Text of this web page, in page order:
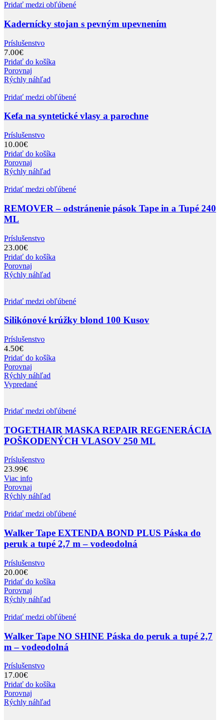
Pridať medzi obľúbené
Kadernícky stojan s pevným upevnením
Príslušenstvo
7.00€
Pridať do košíka
Porovnaj
Rýchly náhľad
Pridať medzi obľúbené
Kefa na syntetické vlasy a parochne
Príslušenstvo
10.00€
Pridať do košíka
Porovnaj
Rýchly náhľad
Pridať medzi obľúbené
REMOVER – odstránenie pások Tape in a Tupé 240
ML
Príslušenstvo
23.00€
Pridať do košíka
Porovnaj
Rýchly náhľad
Pridať medzi obľúbené
Silikónové krúžky blond 100 Kusov
Príslušenstvo
4.50€
Pridať do košíka
Porovnaj
Rýchly náhľad
Vypredané
Pridať medzi obľúbené
TOGETHAIR MASKA REPAIR REGENERÁCIA
POŠKODENÝCH VLASOV 250 ML
Príslušenstvo
23.99€
Viac info
Porovnaj
Rýchly náhľad
Pridať medzi obľúbené
Walker Tape EXTENDA BOND PLUS Páska do
peruk a tupé 2,7 m – vodeodolná
Príslušenstvo
20.00€
Pridať do košíka
Porovnaj
Rýchly náhľad
Pridať medzi obľúbené
Walker Tape NO SHINE Páska do peruk a tupé 2,7
m – vodeodolná
Príslušenstvo
17.00€
Pridať do košíka
Porovnaj
Rýchly náhľad